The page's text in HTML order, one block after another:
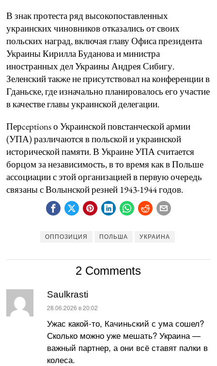
В знак протеста ряд высокопоставленных
украинских чиновников отказались от своих
польских наград, включая главу Офиса президента
Украины Кирилла Буданова и министра
иностранных дел Украины Андрея Сибигу.
Зеленский также не присутствовал на конференции в
Гданьске, где изначально планировалось его участие
в качестве главы украинской делегации.
Перceptions о Украинской повстанческой армии
(УПА) различаются в польской и украинской
исторической памяти. В Украине УПА считается
борцом за независимость, в то время как в Польше
ассоциации с этой организацией в первую очередь
связаны с Волынской резней 1943-1944 годов.
ОППОЗИЦИЯ ПОЛЬША УКРАИНА
2 Comments
Saulkrasti
:
28.06.2026 в 20:02
Ужас какой-то, Качиньский с ума сошел?
Сколько можно уже мешать? Украина —
важный партнер, а они всё ставят палки в
колеса.